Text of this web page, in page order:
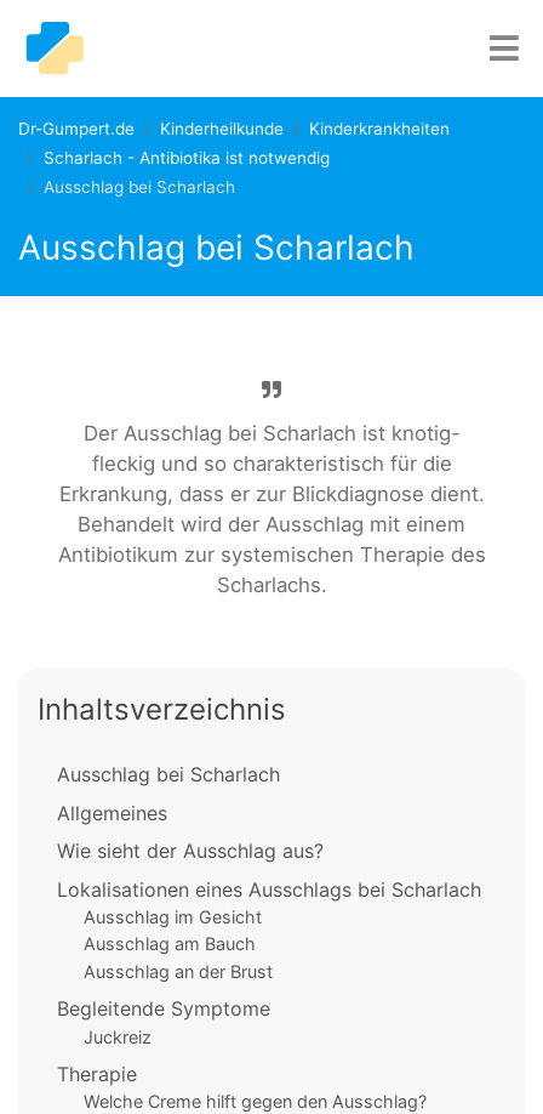
Dr-Gumpert.de Kinderheilkunde
Kinderkrankheiten
Scharlach - Antibiotika ist notwendig
Ausschlag bei Scharlach
Ausschlag bei Scharlach
Der Ausschlag bei Scharlach ist knotig-
fleckig und so charakteristisch für die
Erkrankung, dass er zur Blickdiagnose dient.
Behandelt wird der Ausschlag mit einem
Antibiotikum zur systemischen Therapie des
Scharlachs.
Inhaltsverzeichnis
Ausschlag bei Scharlach
Allgemeines
Wie sieht der Ausschlag aus?
Lokalisationen eines Ausschlags bei Scharlach
Ausschlag im Gesicht
Ausschlag am Bauch
Ausschlag an der Brust
Begleitende Symptome
Juckreiz
Therapie
Welche Creme hilft gegen den Ausschlag?